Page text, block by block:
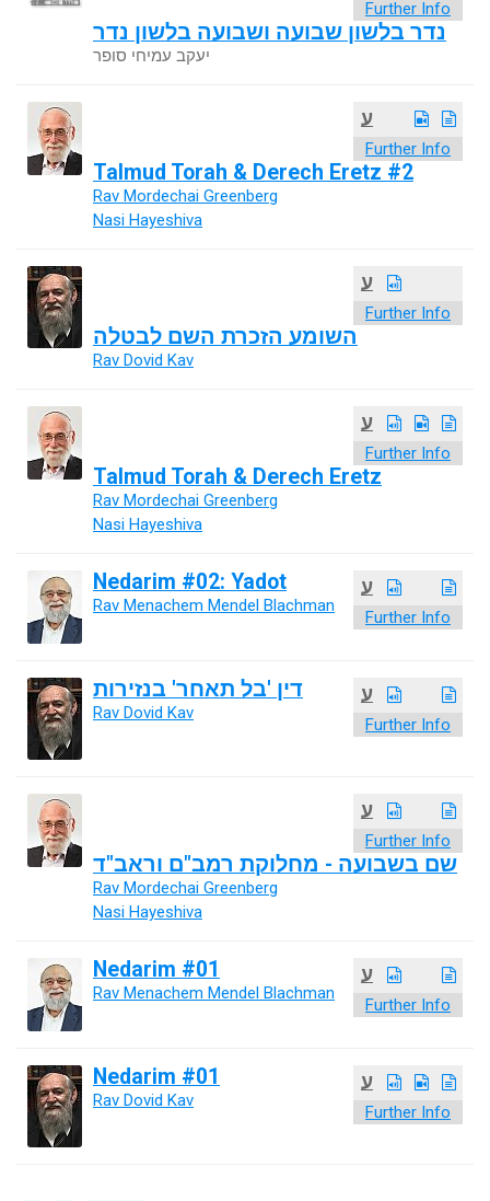
Further Info
נדר בלשון שבועה ושבועה בלשון נדר
יעקב עמיחי סופר
ע
Further Info
Talmud Torah & Derech Eretz #2
Rav Mordechai Greenberg
Nasi Hayeshiva
ע
Further Info
השומע הזכרת השם לבטלה
Rav Dovid Kav
ע
Further Info
Talmud Torah & Derech Eretz
Rav Mordechai Greenberg
Nasi Hayeshiva
ע
Further Info
Nedarim #02: Yadot
Rav Menachem Mendel Blachman
ע
Further Info
דין 'בל תאחר' בנזירות
Rav Dovid Kav
ע
Further Info
שם בשבועה - מחלוקת רמב"ם וראב"ד
Rav Mordechai Greenberg
Nasi Hayeshiva
ע
Further Info
Nedarim #01
Rav Menachem Mendel Blachman
ע
Further Info
Nedarim #01
Rav Dovid Kav